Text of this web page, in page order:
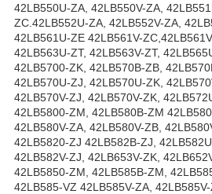
42LB550U-ZA, 42LB550V-ZA,
ZC.42LB552U-ZA, 42LB552V-ZA,
42LB561U-ZE 42LB561V-
42LB563U-ZT, 42LB563V-ZT,
42LB5700-ZK, 42LB570B-ZB,
42LB570U-ZJ, 42LB570U-ZK,
42LB570V-ZJ, 42LB570V-ZK,
42LB5800-ZM, 42LB580B-ZM
42LB580V-ZA, 42LB580V-ZB,
42LB5820-ZJ 42LB582B-ZJ,
42LB582V-ZJ, 42LB653V-ZK,
42LB5850-ZM, 42LB585B-ZM,
42LB585-VZ 42LB585V-ZA,